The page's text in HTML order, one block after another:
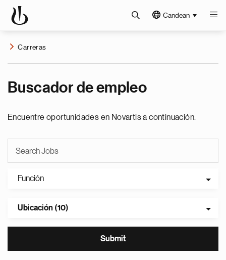
Candean
Carreras
Buscador de empleo
Encuentre oportunidades en Novartis a continuación.
Función
Ubicación (10)